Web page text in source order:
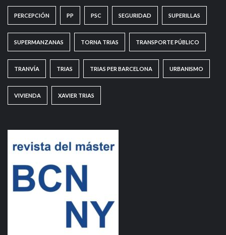
PERCEPCIÓN PP PSC SEGURIDAD SUPERILLAS
SUPERMANZANAS TORNA TRIAS TRANSPORTE PÚBLICO
TRANVÍA TRIAS TRIAS PER BARCELONA URBANISMO
VIVIENDA XAVIER TRIAS